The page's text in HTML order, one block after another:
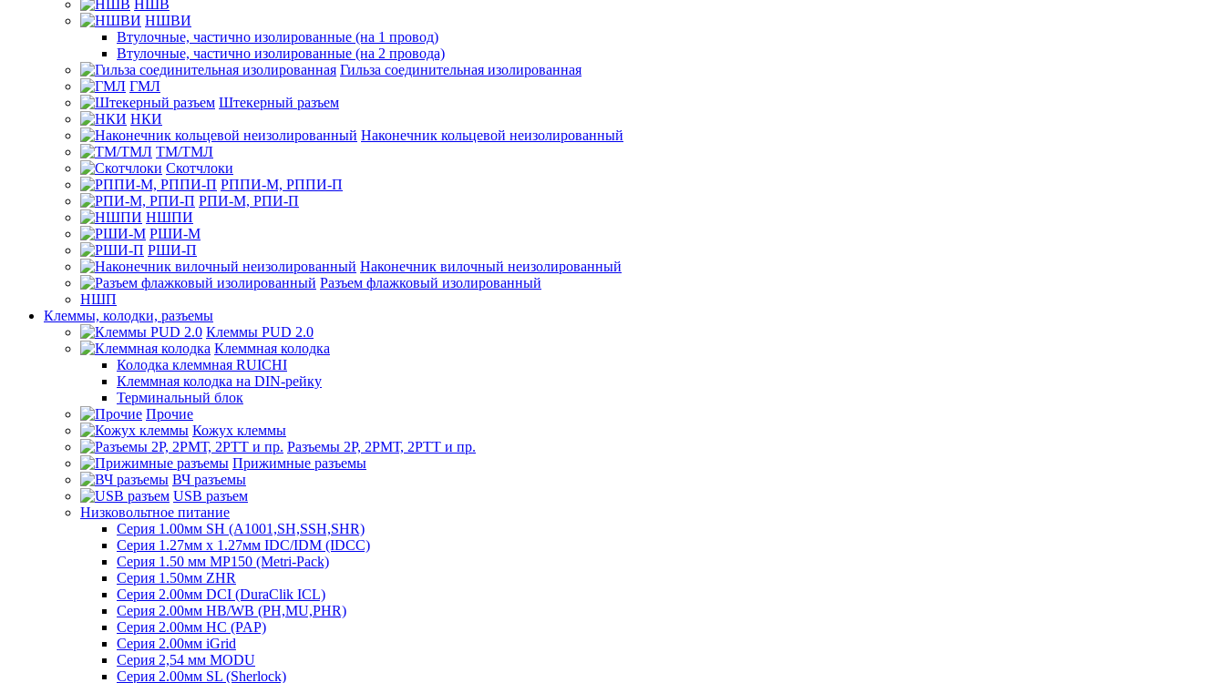
НШВ
НШВИ
Втулочные, частично изолированные (на 1 провод)
Втулочные, частично изолированные (на 2 провода)
Гильза соединительная изолированная
ГМЛ
Штекерный разъем
НКИ
Наконечник кольцевой неизолированный
ТМ/ТМЛ
Скотчлоки
РППИ-М, РППИ-П
РПИ-М, РПИ-П
НШПИ
РШИ-М
РШИ-П
Наконечник вилочный неизолированный
Разъем флажковый изолированный
НШП
Клеммы, колодки, разъемы
Клеммы PUD 2.0
Клеммная колодка
Колодка клеммная RUICHI
Клеммная колодка на DIN-рейку
Терминальный блок
Прочие
Кожух клеммы
Разъемы 2Р, 2РМТ, 2РТТ и пр.
Прижимные разъемы
ВЧ разъемы
USB разъем
Низковольтное питание
Серия 1.00мм SH (A1001,SH,SSH,SHR)
Серия 1.27мм x 1.27мм IDC/IDM (IDCC)
Серия 1.50 мм MP150 (Metri-Pack)
Серия 1.50мм ZHR
Серия 2.00мм DCI (DuraClik ICL)
Серия 2.00мм HB/WB (PH,MU,PHR)
Серия 2.00мм HC (PAP)
Серия 2.00мм iGrid
Серия 2,54 мм MODU
Серия 2.00мм SL (Sherlock)